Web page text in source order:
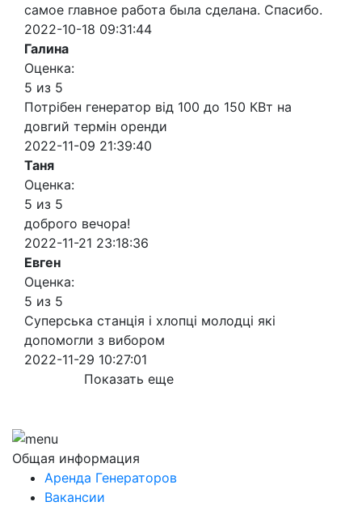
самое главное работа была сделана. Спасибо.
2022-10-18 09:31:44
Галина
Оценка:
5 из 5
Потрібен генератор від 100 до 150 КВт на
довгий термін оренди
2022-11-09 21:39:40
Таня
Оценка:
5 из 5
доброго вечора!
2022-11-21 23:18:36
Евген
Оценка:
5 из 5
Суперська станція і хлопці молодці які
допомогли з вибором
2022-11-29 10:27:01
Показать еще
Общая информация
Аренда Генераторов
Вакансии